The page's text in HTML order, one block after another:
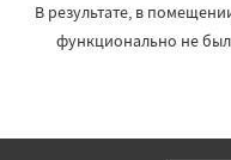
В результате, в
функционально не